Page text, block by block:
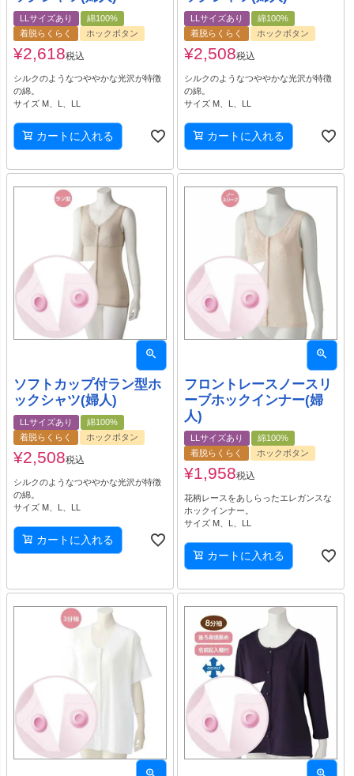
LLサイズあり
綿100%
着脱らくらく
ホックボタン
¥2,618税込
シルクのようなつややかな光沢が特徴
の綿。
サイズ M、L、LL
カートに入れる
LLサイズあり
綿100%
着脱らくらく
ホックボタン
¥2,508税込
シルクのようなつややかな光沢が特徴
の綿。
サイズ M、L、LL
カートに入れる
ソフトカップ付ラン型ホ
ックシャツ(婦人)
LLサイズあり
綿100%
着脱らくらく
ホックボタン
¥2,508税込
シルクのようなつややかな光沢が特徴
の綿。
サイズ M、L、LL
カートに入れる
フロントレースノースリ
ーブホックインナー(婦
人)
LLサイズあり
綿100%
着脱らくらく
ホックボタン
¥1,958税込
花柄レースをあしらったエレガンスな
ホックインナー。
サイズ M、L、LL
カートに入れる